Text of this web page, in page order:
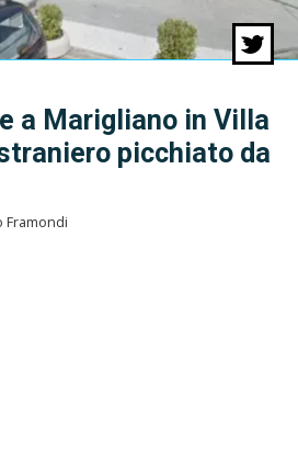
a Marigliano in Villa
picchiato da
Framondi